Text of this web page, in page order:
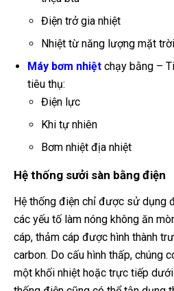
Điện trở gia nhiệt
Nhiệt từ năng lượng mặt trời
Máy bơm nhiệt chạy bằng –
tiêu thụ:
Điện lực
Khi tự nhiên
Bơm nhiệt địa nhiệt
Hệ thống sưởi sàn bằng điện
Hệ thống điện chỉ được sử dụng
các yếu tố làm nóng không ăn
cáp, thảm cáp được hình thành
carbon. Do cấu hình thấp, chúng
một khối nhiệt hoặc trực tiếp